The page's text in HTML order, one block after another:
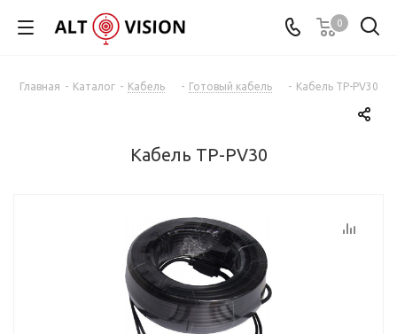
0
Главная - Каталог - Кабель - Готовый кабель - Кабель TP-PV30
Кабель TP-PV30